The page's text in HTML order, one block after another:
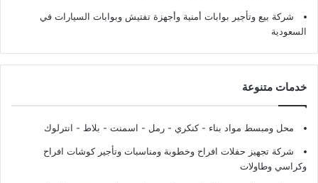
شركة بيع وتأجير بوابات أمنية وأجهزة تفتيش وبوابات السيارات في
السعودية
خدمات متنوعة
محل ومبسط مواد بناء - كنكري - رمل - اسمنت - بلاط - انترلوك
شركة تجهيز حفلات افراح وخطوبة ومناسبات وتأجير كوشات افراح
وكراسي وطاولات